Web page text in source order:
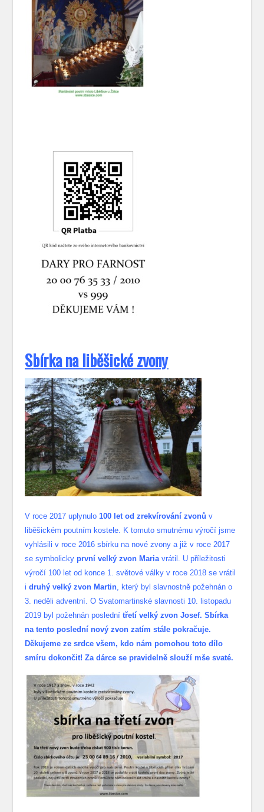
Sbírka na liběšické zvony
V roce 2017 uplynulo100 let od zrekvírování zvonů v
liběšickém poutním kostele. K tomuto smutnému výročí jsme
vyhlásili v roce 2016 sbírku na nové zvony a již v roce 2017
se symbolickyprvní velký zvon Mariavrátil. U příležitosti
výročí 100 let od konce 1. světové války v roce 2018 se vrátil
idruhý velký zvon Martin, který byl slavnostně požehnán o
3. neděli adventní. O Svatomartinské slavnosti 10. listopadu
2019 byl požehnán poslednítřetí velký zvon Josef. Sbírka
na tento poslední nový zvon zatím stále pokračuje.
Děkujeme ze srdce všem, kdo nám pomohou toto dílo
smíru dokončit! Za dárce se pravidelně slouží mše svaté.